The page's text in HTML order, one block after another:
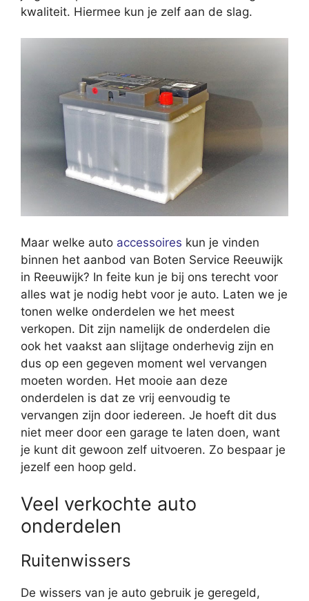
kwaliteit. Hiermee kun je zelf aan de slag.
Maar welke auto accessoires kun je vinden
binnen het aanbod van Boten Service Reeuwijk
in Reeuwijk? In feite kun je bij ons terecht voor
alles wat je nodig hebt voor je auto. Laten we je
tonen welke onderdelen we het meest
verkopen. Dit zijn namelijk de onderdelen die
ook het vaakst aan slijtage onderhevig zijn en
dus op een gegeven moment wel vervangen
moeten worden. Het mooie aan deze
onderdelen is dat ze vrij eenvoudig te
vervangen zijn door iedereen. Je hoeft dit dus
niet meer door een garage te laten doen, want
je kunt dit gewoon zelf uitvoeren. Zo bespaar je
jezelf een hoop geld.
Veel verkochte auto
onderdelen
Ruitenwissers
De wissers van je auto gebruik je geregeld,